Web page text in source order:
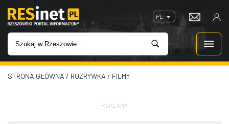
PL
WIADOMOŚCI
STRONA GŁÓWNA / ROZRYWKA / FILMY
REKLAMA